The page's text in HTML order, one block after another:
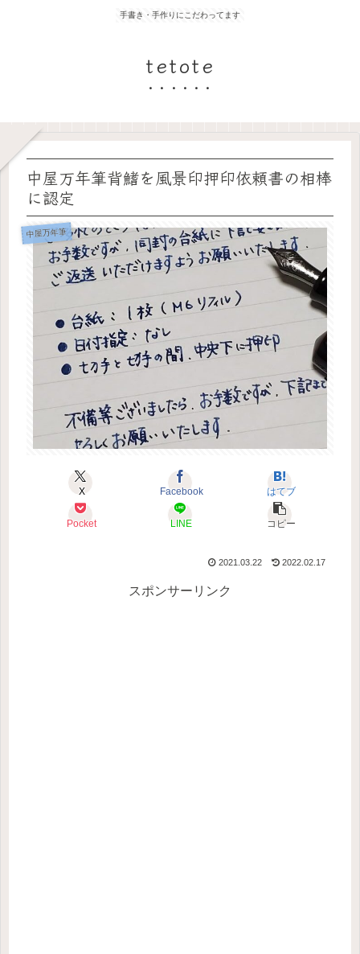
手書き・手作りにこだわってます
tetote
中屋万年筆背鰭を風景印押印依頼書の相棒
に認定
中屋万年筆
X Facebook はてブ
Pocket LINE コピー
2021.03.22 2022.02.17
スポンサーリンク